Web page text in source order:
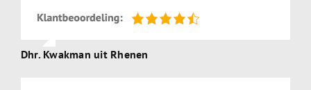
Dhr. Kwakman uit Rhenen